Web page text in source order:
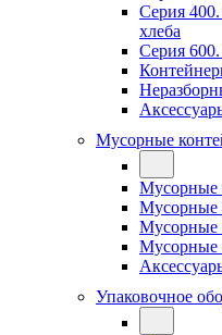
Серия
хлеба
Серия
Мусорные
Мусорные
Мусорные
Мусорные
Мусорные
Упаковочное